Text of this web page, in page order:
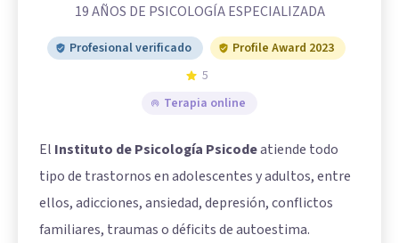
19 AÑOS DE PSICOLOGÍA ESPECIALIZADA
Profesional verificado
Profile Award 2023
5
Terapia online
El Instituto de Psicología Psicodeatiende todo
tipo de trastornos en adolescentes y adultos, entre
ellos, adicciones, ansiedad, depresión, conflictos
familiares, traumas o déficits de autoestima.